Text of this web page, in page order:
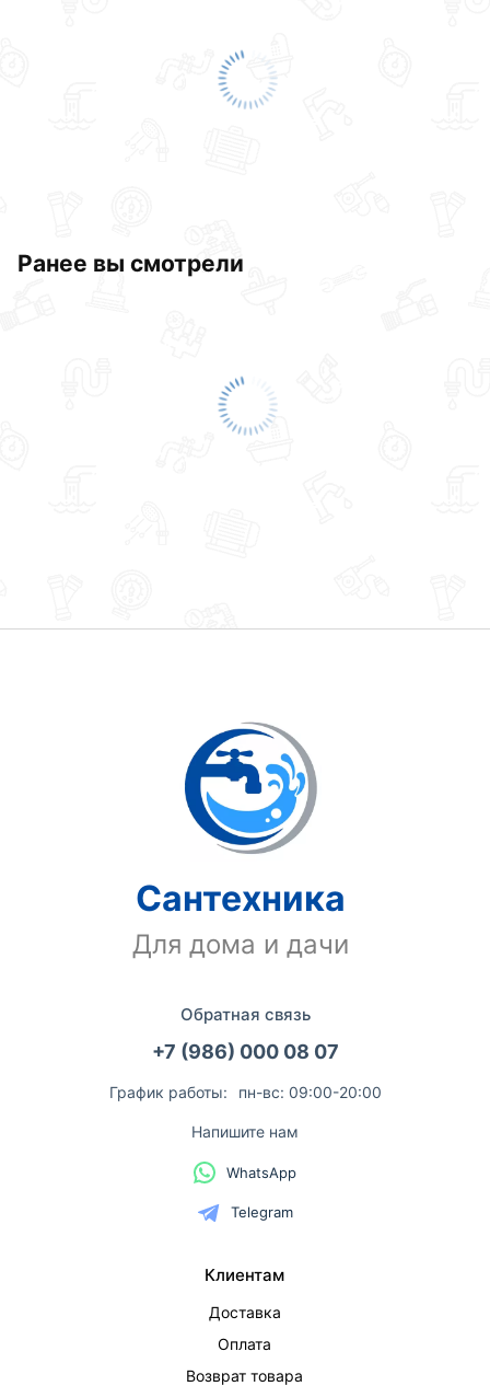
Ранее вы смотрели
Сантехника
Для дома и дачи
Обратная связь
+7 (986) 000 08 07
График работы: пн-вс: 09:00-20:00
Напишите нам
WhatsApp
Telegram
Клиентам
Доставка
Оплата
Возврат товара